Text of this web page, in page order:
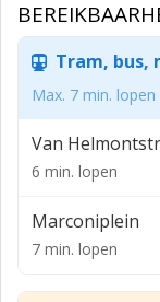
Tegenwoordig
een compact
delen ruimte. In
transformeert
havengebied
wonen, werken
HUURPRIJS
€ 150,- per m²
omzetbelasting
Tram, bus,
Max. 7 min. lopen
Van
6 min. lopen
Marconiplein
7 min. lopen